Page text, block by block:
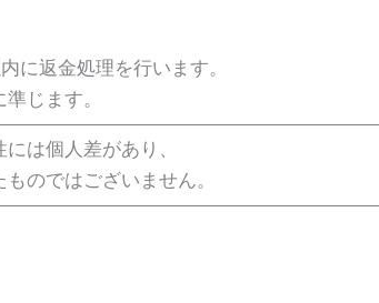
に返金処理を行います。
じます。
は個人差があり、
のではございません。